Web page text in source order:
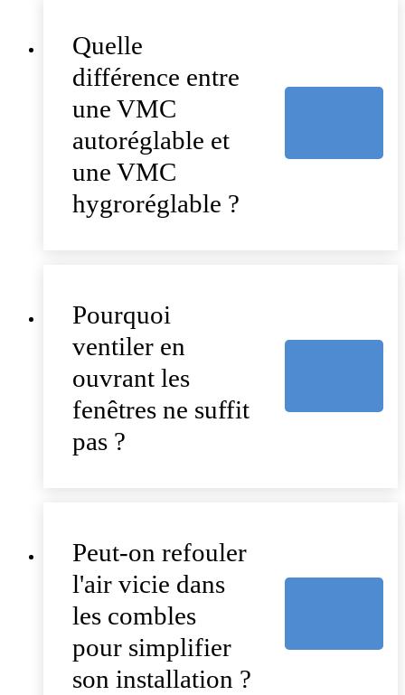
Quelle
différence entre
une VMC
autoréglable et
une VMC
hygroréglable ?
Pourquoi
ventiler en
ouvrant les
fenêtres ne suffit
pas ?
Peut-on refouler
l'air vicie dans
les combles
pour simplifier
son installation ?